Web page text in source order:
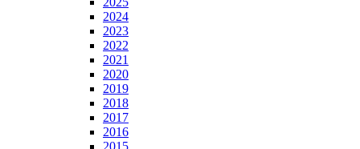
2024
2023
2022
2021
2020
2019
2018
2017
2016
2015